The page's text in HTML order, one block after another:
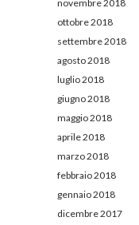
novembre 2018
ottobre 2018
settembre 2018
agosto 2018
luglio 2018
giugno 2018
maggio 2018
aprile 2018
marzo 2018
febbraio 2018
gennaio 2018
dicembre 2017